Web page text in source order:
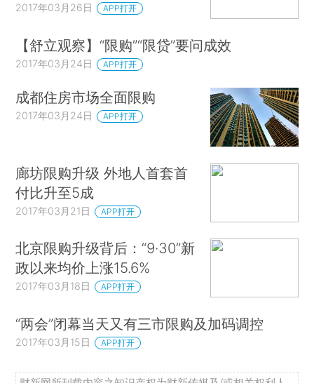
2017年03月26日 APP打开
【舒立观察】“限购”“限贷”要问成效
2017年03月24日 APP打开
成都住房市场全面限购
2017年03月24日 APP打开
廊坊限购升级 外地人首套首
付比升至5成
2017年03月21日 APP打开
北京限购升级背后：“9·30”新
政以来均价上涨15.6%
2017年03月18日 APP打开
“两会”闭幕当天又有三市限购及加码调控
2017年03月15日 APP打开